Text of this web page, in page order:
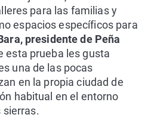
para las familias y
espacios específicos para
presidente de Peña
esta prueba les gusta
una de las pocas
en la propia ciudad de
habitual en el entorno
sierras.